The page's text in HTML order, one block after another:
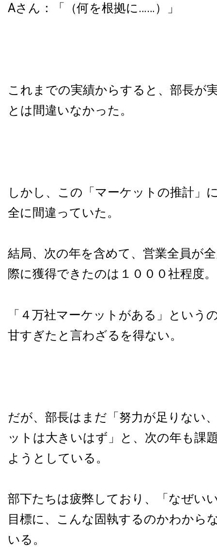
Aさん：「（何を根拠に……）」
これまでの実績からすると、部長が
とは間違いなかった。
しかし、この「マーケットの推計」
全に間違っていた。
結局、次の年を含めて、営業全員が
際に獲得できたのは１０００社程度。
「４万社マーケットがある」という
甘すぎたと言わざるを得ない。
だが、部長はまだ「努力が足りない
ットは大きいはず」と、次の年も課
ようとしている。
部下たちは疲弊しており、「なぜい
目標に、こんな固執するのかわから
いる。